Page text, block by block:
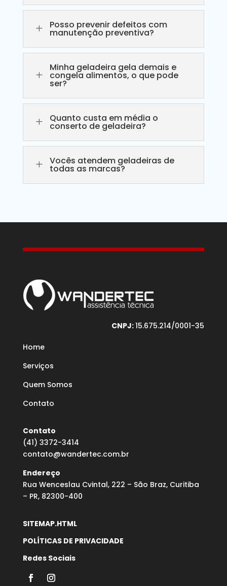
L Posso prevenir defeitos com
manutenção preventiva?
L
Minha geladeira gela demais e
congela alimentos, o que pode
ser?
L Quanto custa em média o
conserto de geladeira?
L Vocês atendem geladeiras de
todas as marcas?
CNPJ:15.675.214/0001-35
Home
Serviços
Quem Somos
Contato
Contato
(41) 3372-3414
contato@wandertec.com.br
Endereço
Rua Wenceslau Cvintal, 222 – São Braz, Curitiba
– PR, 82300-400
SITEMAP.HTML
POLÍTICAS DE PRIVACIDADE
Redes Sociais